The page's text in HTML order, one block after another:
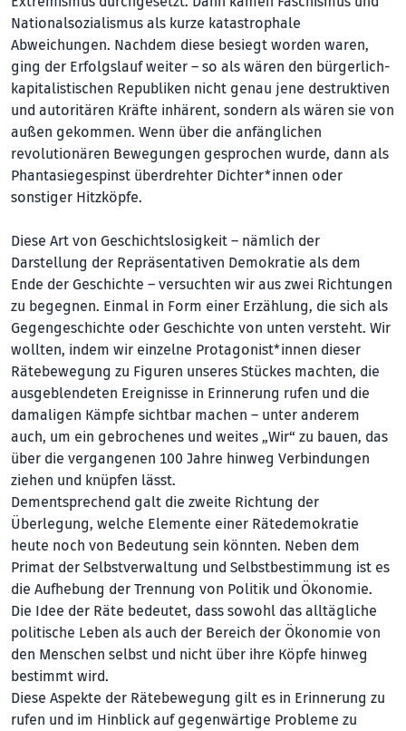
Nationalsozialismus als kurze katastrophale
Abweichungen. Nachdem diese besiegt worden waren,
ging der Erfolgs­lauf weiter – so als wären den bürgerlich-
kapitalistischen Republiken nicht genau jene destruktiven
und autoritären Kräfte inhärent, sondern als wären sie von
außen gekommen. Wenn über die anfänglichen
revolutionären Bewegungen gesprochen wurde, dann als
Phantasiegespinst überdrehter Dichter*innen oder
sonstiger Hitzköpfe.
Diese Art von Geschichtslosigkeit – nämlich der
Darstellung der Repräsentativen Demokratie als dem
Ende der Geschichte – versuchten wir aus zwei Richtungen
zu begegnen. Einmal in Form einer Erzählung, die sich als
Gegengeschichte oder Geschichte von unten versteht. Wir
wollten, indem wir einzelne Protagonist*innen dieser
Rätebewegung zu Figuren unseres Stückes machten, die
ausgeblendeten Ereignisse in Erinnerung rufen und die
damaligen Kämpfe sichtbar machen – unter anderem
auch, um ein gebrochenes und weites „Wir“ zu bauen, das
über die vergangenen 100 Jahre hinweg Ver­bin­dungen
ziehen und knüpfen lässt.
Dementsprechend galt die zweite Richtung der
Überlegung, welche Elemente einer Rätedemokratie
heute noch von Bedeutung sein könnten. Neben dem
Primat der Selbstverwaltung und Selbstbestimmung ist es
die Aufhebung der Trennung von Politik und Ökonomie.
Die Idee der Räte bedeutet, dass sowohl das alltägliche
politische Leben als auch der Bereich der Ökonomie von
den Menschen selbst und nicht über ihre Köpfe hinweg
bestimmt wird.
Diese Aspekte der Rätebewegung gilt es in Erinnerung zu
rufen und im Hinblick auf gegenwärtige Probleme zu